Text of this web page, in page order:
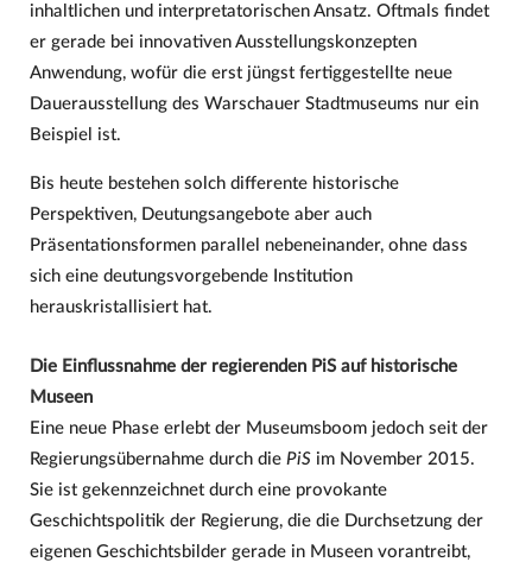
inhaltlichen und interpretatorischen Ansatz. Oftmals findet
er gerade bei innovativen Ausstellungskonzepten
Anwendung, wofür die erst jüngst fertiggestellte neue
Dauerausstellung des Warschauer Stadtmuseums nur ein
Beispiel ist.
Bis heute bestehen solch differente historische
Perspektiven, Deutungsangebote aber auch
Präsentationsformen parallel nebeneinander, ohne dass
sich eine deutungsvorgebende Institution
herauskristallisiert hat.
Die Einflussnahme der regierenden PiS auf historische
Museen
Eine neue Phase erlebt der Museumsboom jedoch seit der
Regierungsübernahme durch die PiSim November 2015.
Sie ist gekennzeichnet durch eine provokante
Geschichtspolitik der Regierung, die die Durchsetzung der
eigenen Geschichtsbilder gerade in Museen vorantreibt,